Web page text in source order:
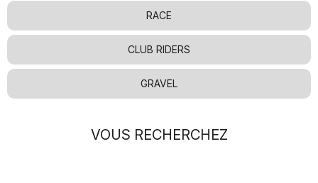
RACE
CLUB RIDERS
GRAVEL
VOUS RECHERCHEZ